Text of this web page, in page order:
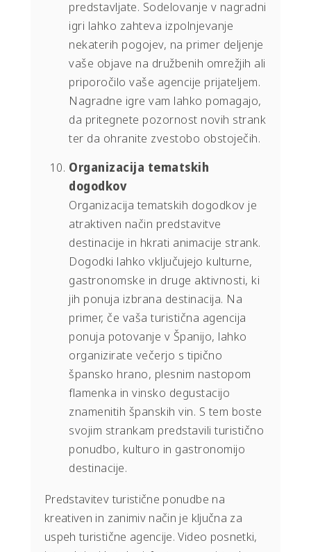
predstavljate. Sodelovanje v nagradni
igri lahko zahteva izpolnjevanje
nekaterih pogojev, na primer deljenje
vaše objave na družbenih omrežjih ali
priporočilo vaše agencije prijateljem.
Nagradne igre vam lahko pomagajo,
da pritegnete pozornost novih strank
ter da ohranite zvestobo obstoječih.
Organizacija tematskih
dogodkov
Organizacija tematskih dogodkov je
atraktiven način predstavitve
destinacije in hkrati animacije strank.
Dogodki lahko vključujejo kulturne,
gastronomske in druge aktivnosti, ki
jih ponuja izbrana destinacija. Na
primer, če vaša turistična agencija
ponuja potovanje v Španijo, lahko
organizirate večerjo s tipično
špansko hrano, plesnim nastopom
flamenka in vinsko degustacijo
znamenitih španskih vin. S tem boste
svojim strankam predstavili turistično
ponudbo, kulturo in gastronomijo
destinacije.
Predstavitev turistične ponudbe na
kreativen in zanimiv način je ključna za
uspeh turistične agencije. Video posnetki,